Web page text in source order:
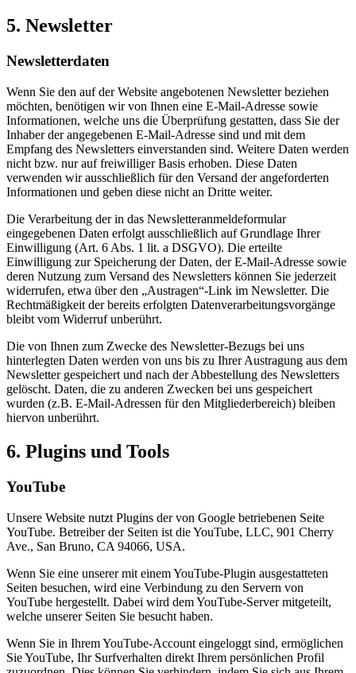
5. Newsletter
Newsletterdaten
Wenn Sie den auf der Website angebotenen Newsletter beziehen
möchten, benötigen wir von Ihnen eine E-Mail-Adresse sowie
Informationen, welche uns die Überprüfung gestatten, dass Sie der
Inhaber der angegebenen E-Mail-Adresse sind und mit dem
Empfang des Newsletters einverstanden sind. Weitere Daten werden
nicht bzw. nur auf freiwilliger Basis erhoben. Diese Daten
verwenden wir ausschließlich für den Versand der angeforderten
Informationen und geben diese nicht an Dritte weiter.
Die Verarbeitung der in das Newsletteranmeldeformular
eingegebenen Daten erfolgt ausschließlich auf Grundlage Ihrer
Einwilligung (Art. 6 Abs. 1 lit. a DSGVO). Die erteilte
Einwilligung zur Speicherung der Daten, der E-Mail-Adresse sowie
deren Nutzung zum Versand des Newsletters können Sie jederzeit
widerrufen, etwa über den „Austragen“-Link im Newsletter. Die
Rechtmäßigkeit der bereits erfolgten Datenverarbeitungsvorgänge
bleibt vom Widerruf unberührt.
Die von Ihnen zum Zwecke des Newsletter-Bezugs bei uns
hinterlegten Daten werden von uns bis zu Ihrer Austragung aus dem
Newsletter gespeichert und nach der Abbestellung des Newsletters
gelöscht. Daten, die zu anderen Zwecken bei uns gespeichert
wurden (z.B. E-Mail-Adressen für den Mitgliederbereich) bleiben
hiervon unberührt.
6. Plugins und Tools
YouTube
Unsere Website nutzt Plugins der von Google betriebenen Seite
YouTube. Betreiber der Seiten ist die YouTube, LLC, 901 Cherry
Ave., San Bruno, CA 94066, USA.
Wenn Sie eine unserer mit einem YouTube-Plugin ausgestatteten
Seiten besuchen, wird eine Verbindung zu den Servern von
YouTube hergestellt. Dabei wird dem YouTube-Server mitgeteilt,
welche unserer Seiten Sie besucht haben.
Wenn Sie in Ihrem YouTube-Account eingeloggt sind, ermöglichen
Sie YouTube, Ihr Surfverhalten direkt Ihrem persönlichen Profil